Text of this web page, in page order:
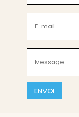
prénom
(Nécessaire)
mail
(Nécessaire)
(Nécessaire)
CAPTCHA